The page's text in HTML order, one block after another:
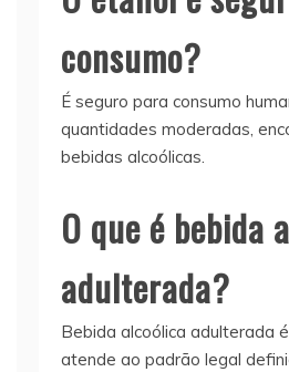
consumo?
É seguro para consumo
quantidades moderadas,
bebidas alcoólicas.
O que é bebida
adulterada?
Bebida alcoólica adulterada
atende ao padrão legal